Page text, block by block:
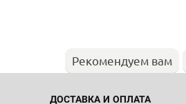
Рекомендуем вам
ДОСТАВКА И ОПЛАТА